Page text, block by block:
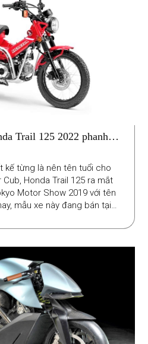
Trail 125 2022 phanh
kế từng là nên tên tuổi cho
Honda Trail 125 ra mắt
Motor Show 2019 với tên
mẫu xe này đang bán tại
bản màu sơn đỏ kèm giá bán